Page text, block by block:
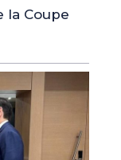
la Coupe